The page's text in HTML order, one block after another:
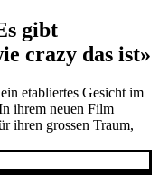
gibt
crazy das ist»
etabliertes Gesicht im
ihrem neuen Film
ihren grossen Traum,